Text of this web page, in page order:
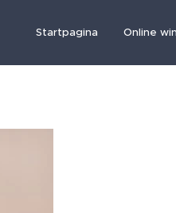
Startpagina Online